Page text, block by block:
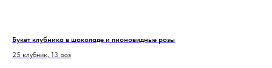
Букет клубника в шоколаде и пионовидные розы
25 клубник, 13 роз